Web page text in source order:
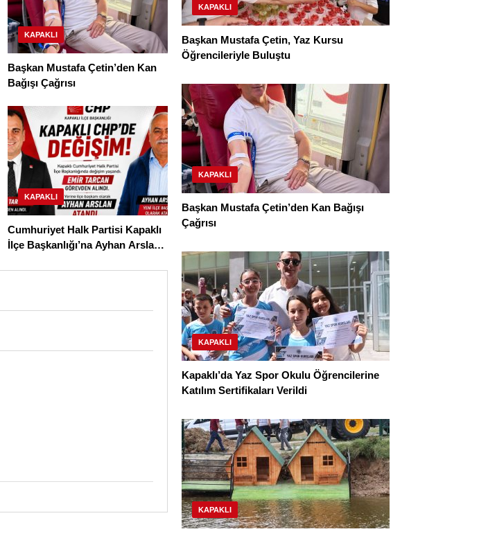
KAPAKLI
Başkan Mustafa Çetin’den Kan
Bağışı Çağrısı
KAPAKLI
Cumhuriyet Halk Partisi Kapaklı
İlçe Başkanlığı’na Ayhan Arslan
KAPAKLI
Başkan Mustafa Çetin, Yaz Kursu
Öğrencileriyle Buluştu
KAPAKLI
Başkan Mustafa Çetin’den Kan Bağışı
Çağrısı
KAPAKLI
Kapaklı’da Yaz Spor Okulu Öğrencilerine
Katılım Sertifikaları Verildi
KAPAKLI